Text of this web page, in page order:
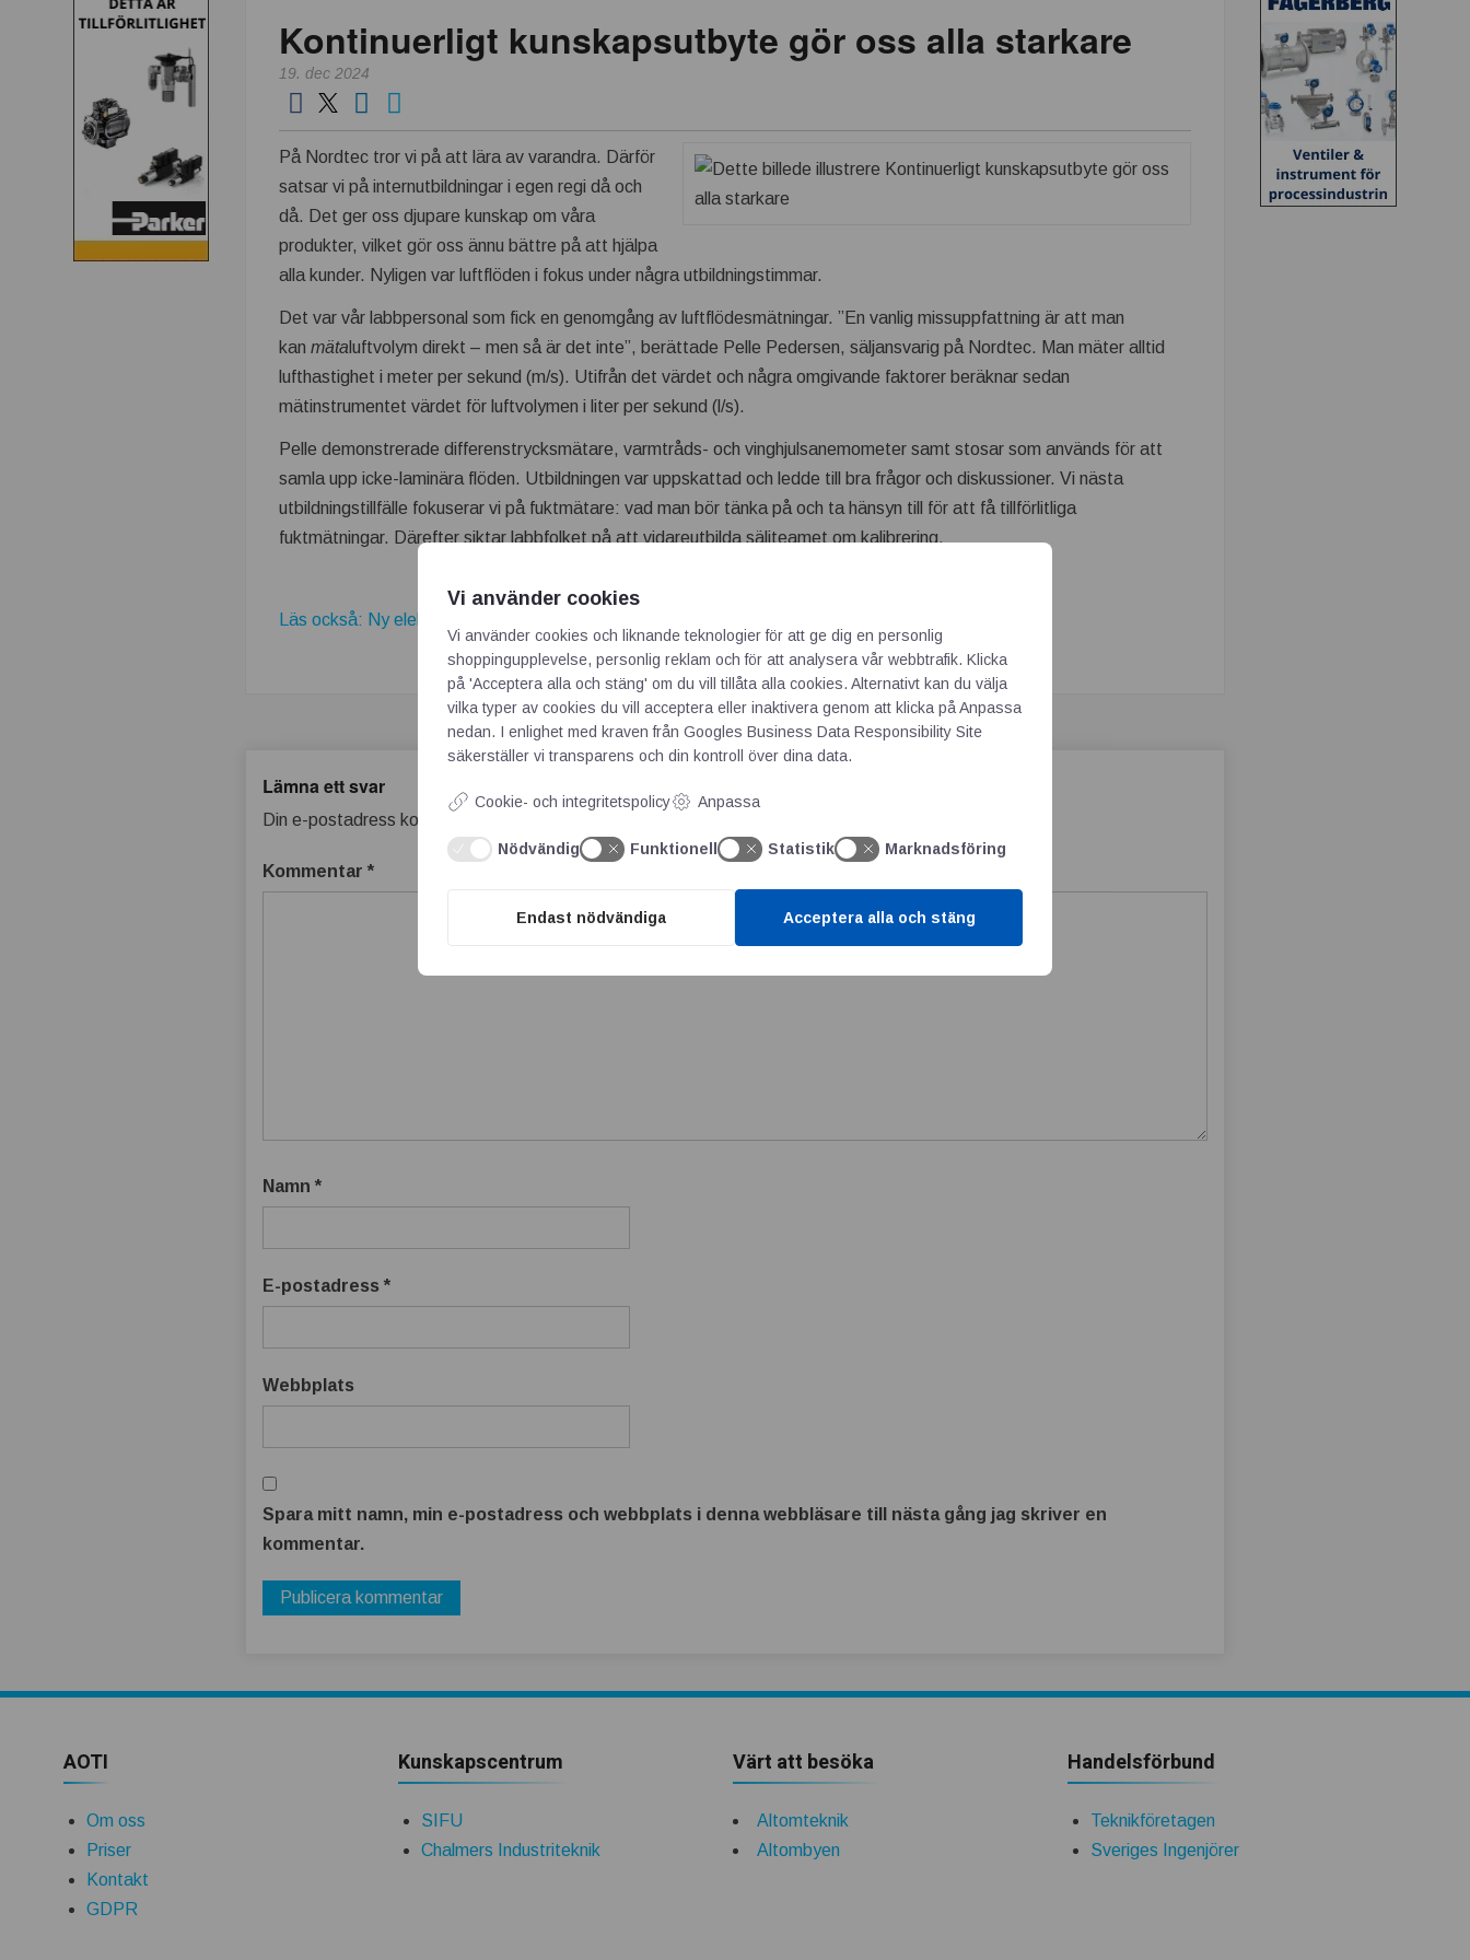
Kontinuerligt kunskapsutbyte gör oss alla starkare
19. dec 2024
På Nordtec tror vi på att lära av varandra. Därför
satsar vi på internutbildningar i egen regi då och
då. Det ger oss djupare kunskap om våra
produkter, vilket gör oss ännu bättre på att hjälpa
alla kunder. Nyligen var luftflöden i fokus under några utbildningstimmar.
Det var vår labbpersonal som fick en genomgång av luftflödesmätningar. ”En vanlig missuppfattning är att man
kanmäta luftvolym direkt – men så är det inte”, berättade Pelle Pedersen, säljansvarig på Nordtec. Man mäter alltid
lufthastighet i meter per sekund (m/s). Utifrån det värdet och några omgivande faktorer beräknar sedan
mätinstrumentet värdet för luftvolymen i liter per sekund (l/s).
Pelle demonstrerade differenstrycksmätare, varmtråds- och vinghjulsanemometer samt stosar som används för att
samla upp icke-laminära flöden. Utbildningen var uppskattad och ledde till bra frågor och diskussioner. Vi nästa
utbildningstillfälle fokuserar vi på fuktmätare: vad man bör tänka på och ta hänsyn till för att få tillförlitliga
fuktmätningar. Därefter siktar labbfolket på att vidareutbilda säljteamet om kalibrering.
Läs också: Ny elektronisk...
Lämna ett svar
Din e-postadress kommer inte publiceras.
Kommentar*
Namn*
E-postadress*
Webbplats
Spara mitt namn, min e-postadress och webbplats i denna webbläsare till nästa gång jag skriver en
kommentar.
AOTI
Om oss
Priser
Kontakt
GDPR
Kunskapscentrum
SIFU
Chalmers Industriteknik
Värt att besöka
Altomteknik
Altombyen
Handelsförbund
Teknikföretagen
Sveriges Ingenjörer
Vi använder cookies
Vi använder cookies och liknande teknologier för att ge dig en personlig
shoppingupplevelse, personlig reklam och för att analysera vår webbtrafik. Klicka
på 'Acceptera alla och stäng' om du vill tillåta alla cookies. Alternativt kan du välja
vilka typer av cookies du vill acceptera eller inaktivera genom att klicka på Anpassa
nedan. I enlighet med kraven från Googles Business Data Responsibility Site
säkerställer vi transparens och din kontroll över dina data.
Cookie- och integritetspolicy Anpassa
Nödvändig Funktionell Statistik Marknadsföring
Endast nödvändiga Acceptera alla och stäng